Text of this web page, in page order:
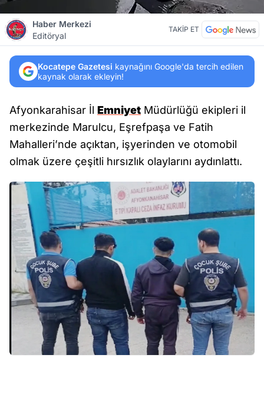
Haber Merkezi
Editöryal
TAKİP ET
Kocatepe Gazetesi kaynağını Google'da tercih edilen
kaynak olarak ekleyin!
Afyonkarahisar İl Emniyet Müdürlüğü ekipleri il
merkezinde Marulcu, Eşrefpaşa ve Fatih
Mahalleri’nde açıktan, işyerinden ve otomobil
olmak üzere çeşitli hırsızlık olaylarını aydınlattı.